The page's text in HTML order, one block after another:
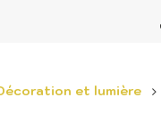
et lumière